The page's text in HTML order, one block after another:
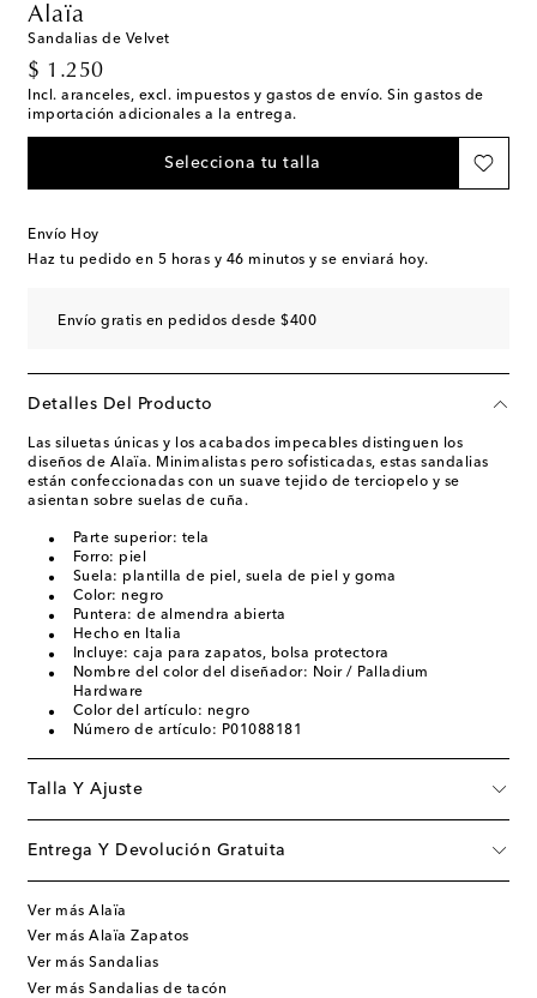
Alaïa
Sandalias de Velvet
$ 1.250
original price
Incl. aranceles, excl. impuestos y gastos de envío. Sin gastos de
importación adicionales a la entrega.
Selecciona tu talla
Envío Hoy
Haz tu pedido en 5 horas y 46 minutos y se enviará hoy.
Envío gratis en pedidos desde $400
Detalles Del Producto
Las siluetas únicas y los acabados impecables distinguen los
diseños de Alaïa. Minimalistas pero sofisticadas, estas sandalias
están confeccionadas con un suave tejido de terciopelo y se
asientan sobre suelas de cuña.
Parte superior: tela
Forro: piel
Suela: plantilla de piel, suela de piel y goma
Color: negro
Puntera: de almendra abierta
Hecho en Italia
Incluye: caja para zapatos, bolsa protectora
Nombre del color del diseñador: Noir / Palladium
Hardware
Color del artículo: negro
Número de artículo: P01088181
Talla Y Ajuste
Entrega Y Devolución Gratuita
Ver más Alaïa
Ver más Alaïa Zapatos
Ver más Sandalias
Ver más Sandalias de tacón